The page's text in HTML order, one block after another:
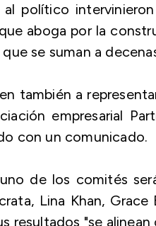
político
aboga por la
que se suman a
también a
empresarial
con un comunicado.
de los comités
Lina Khan,
resultados "se